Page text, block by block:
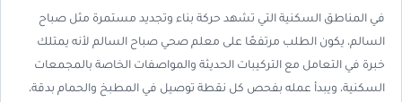
في المناطق السكنية التي تشهد حركة بناء وتجديد مستمرة مثل صباح
السالم، يكون الطلب مرتفعًا على معلم صحي صباح السالم لأنه يمتلك
خبرة في التعامل مع التركيبات الحديثة والمواصفات الخاصة بالمجمعات
السكنية، ويبدأ عمله بفحص كل نقطة توصيل في المطبخ والحمام بدقة،